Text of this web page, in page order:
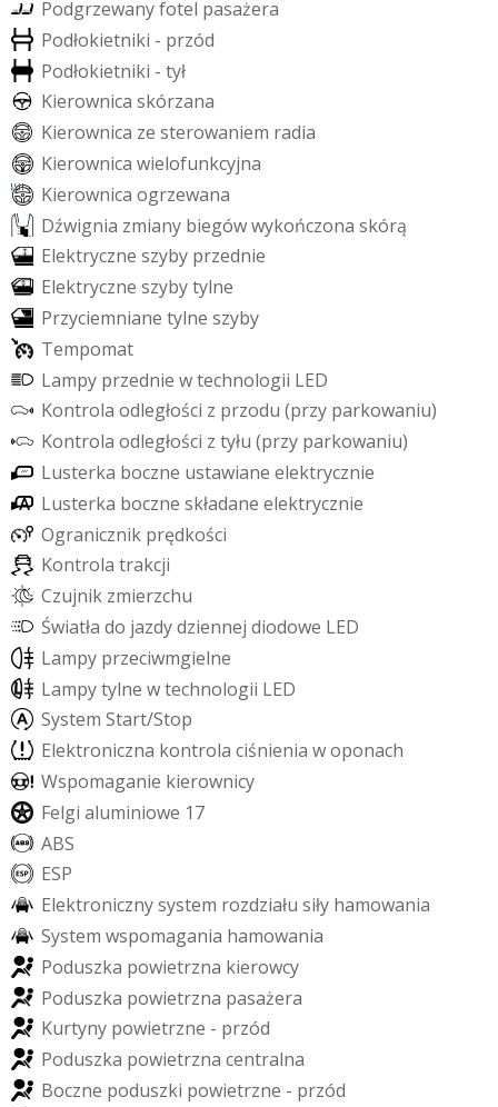
Podgrzewanyfotel pasażera
Podłokietniki - przód
Podłokietniki - tył
Kierownica skórzana
Kierownica ze sterowaniem radia
Kierownica wielofunkcyjna
Kierownica ogrzewana
Dźwignia zmiany biegówwykończona skórą
Elektryczne szyby przednie
Elektryczne szybytylne
Przyciemniane tylne szyby
Tempomat
Lampy przednie wtechnologii LED
Kontrola odległości z przodu (przy parkowaniu)
Kontrola odległości z tyłu (przy parkowaniu)
Lusterka boczne ustawiane elektrycznie
Lusterka boczne składane elektrycznie
Ogranicznik prędkości
Kontrola trakcji
Czujnik zmierzchu
Światła do jazdydziennej diodowe LED
Lampy przeciwmgielne
Lampytylne wtechnologii LED
System Start/Stop
Elektroniczna kontrola ciśnienia woponach
Wspomaganie kierownicy
Felgi aluminiowe 17
ABS
ESP
Elektronicznysystem rozdziału siły hamowania
System wspomagania hamowania
Poduszka powietrzna kierowcy
Poduszka powietrzna pasażera
Kurtyny powietrzne - przód
Poduszka powietrzna centralna
Boczne poduszki powietrzne - przód